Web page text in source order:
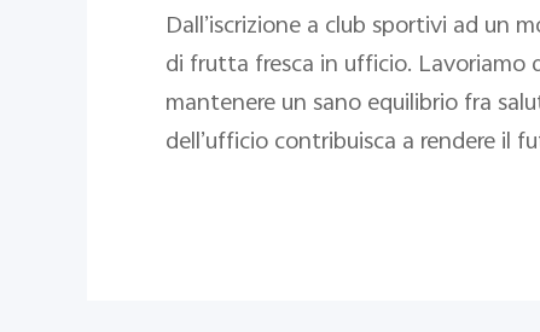
Dall’iscrizione a club sportivi ad un
di frutta fresca in ufficio. Lavoriamo
mantenere un sano equilibrio fra
dell’ufficio contribuisca a rendere il